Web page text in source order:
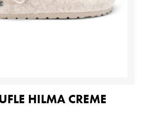
HILMA CREME